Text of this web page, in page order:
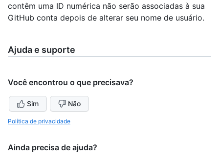
contêm uma ID numérica não serão associadas à sua
GitHub conta depois de alterar seu nome de usuário.
Ajuda e suporte
Você encontrou o que precisava?
Sim Não
Política de privacidade
Ainda precisa de ajuda?